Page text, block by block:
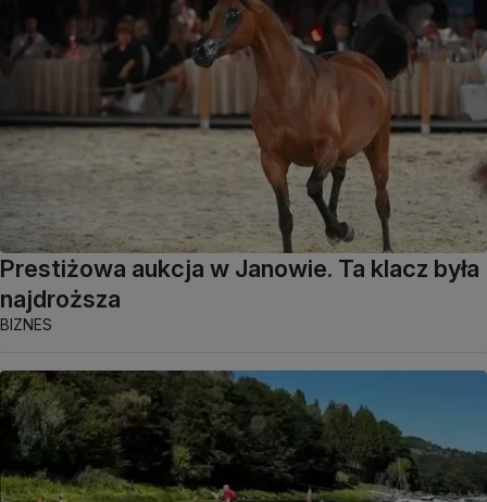
Prestiżowa aukcja w Janowie. Ta klacz była
najdroższa
BIZNES